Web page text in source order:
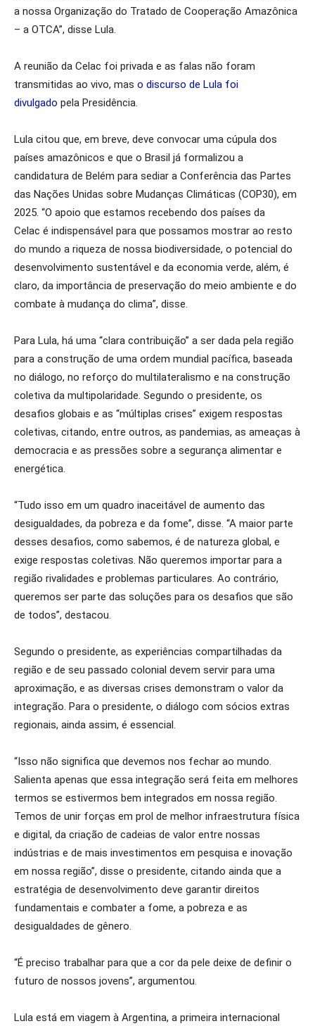
a nossa Organização do Tratado de Cooperação Amazônica
– a OTCA”, disse Lula.
A reunião da Celac foi privada e as falas não foram
transmitidas ao vivo, mas o discurso de Lula foi
divulgado pela Presidência.
Lula citou que, em breve, deve convocar uma cúpula dos
países amazônicos e que o Brasil já formalizou a
candidatura de Belém para sediar a Conferência das Partes
das Nações Unidas sobre Mudanças Climáticas (COP30), em
2025. “O apoio que estamos recebendo dos países da
Celac é indispensável para que possamos mostrar ao resto
do mundo a riqueza de nossa biodiversidade, o potencial do
desenvolvimento sustentável e da economia verde, além, é
claro, da importância de preservação do meio ambiente e do
combate à mudança do clima”, disse.
Para Lula, há uma “clara contribuição” a ser dada pela região
para a construção de uma ordem mundial pacífica, baseada
no diálogo, no reforço do multilateralismo e na construção
coletiva da multipolaridade. Segundo o presidente, os
desafios globais e as “múltiplas crises” exigem respostas
coletivas, citando, entre outros, as pandemias, as ameaças à
democracia e as pressões sobre a segurança alimentar e
energética.
“Tudo isso em um quadro inaceitável de aumento das
desigualdades, da pobreza e da fome”, disse. “A maior parte
desses desafios, como sabemos, é de natureza global, e
exige respostas coletivas. Não queremos importar para a
região rivalidades e problemas particulares. Ao contrário,
queremos ser parte das soluções para os desafios que são
de todos”, destacou.
Segundo o presidente, as experiências compartilhadas da
região e de seu passado colonial devem servir para uma
aproximação, e as diversas crises demonstram o valor da
integração. Para o presidente, o diálogo com sócios extras
regionais, ainda assim, é essencial.
“Isso não significa que devemos nos fechar ao mundo.
Salienta apenas que essa integração será feita em melhores
termos se estivermos bem integrados em nossa região.
Temos de unir forças em prol de melhor infraestrutura física
e digital, da criação de cadeias de valor entre nossas
indústrias e de mais investimentos em pesquisa e inovação
em nossa região”, disse o presidente, citando ainda que a
estratégia de desenvolvimento deve garantir direitos
fundamentais e combater a fome, a pobreza e as
desigualdades de gênero.
“É preciso trabalhar para que a cor da pele deixe de definir o
futuro de nossos jovens”, argumentou.
Lula está em viagem à Argentina, a primeira internacional